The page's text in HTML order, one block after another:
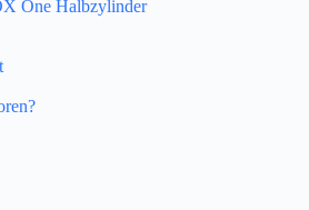
One Halbzylinder